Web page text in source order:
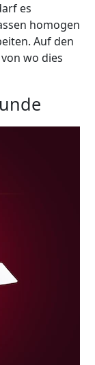
es
homogen
Auf den
wo dies